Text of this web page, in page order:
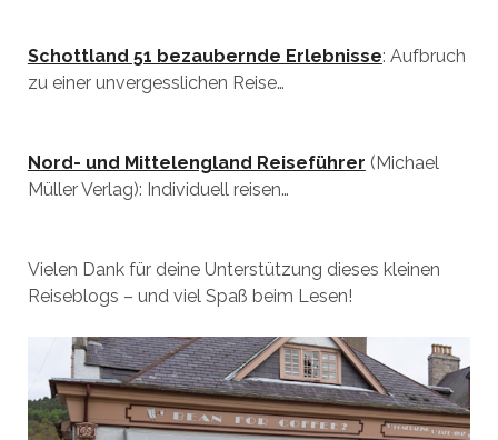
Schottland 51 bezaubernde Erlebnisse: Aufbruch
zu einer unvergesslichen Reise…
Nord- und Mittelengland Reiseführer (Michael
Müller Verlag): Individuell reisen…
Vielen Dank für deine Unterstützung dieses kleinen
Reiseblogs – und viel Spaß beim Lesen!